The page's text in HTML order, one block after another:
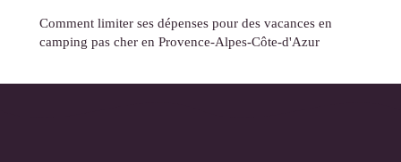
Comment limiter ses dépenses pour des vacances en
camping pas cher en Provence-Alpes-Côte-d'Azur